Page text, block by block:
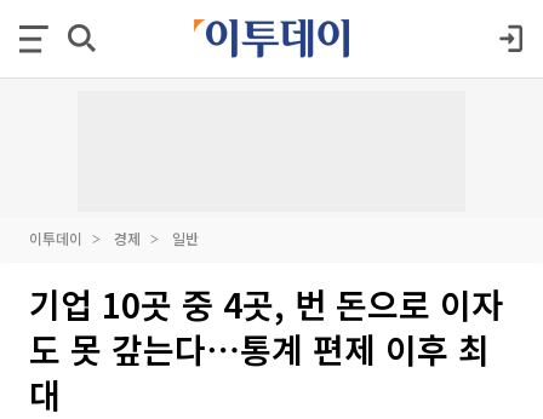
이투데이 경제 일반
기업 10곳 중 4곳, 번 돈으로 이자
도 못 갚는다⋯통계 편제 이후 최
대